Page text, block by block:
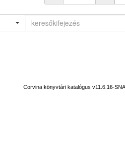
Corvina könyvtári katalógus v11.6.16-